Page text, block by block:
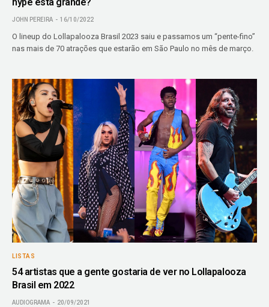
JOHN PEREIRA 16/10/2022
O lineup do Lollapalooza Brasil 2023 saiu e passamos um “pente-fino”
nas mais de 70 atrações que estarão em São Paulo no mês de março.
LISTAS
54 artistas que a gente gostaria de ver no Lollapalooza
Brasil em 2022
AUDIOGRAMA 20/09/2021